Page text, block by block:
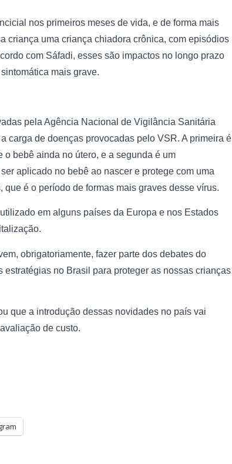
nos primeiros meses de vida, e de forma mais
criança uma criança chiadora crônica, com episódios
com Sáfadi, esses são impactos no longo prazo
mais grave.
pela Agência Nacional de Vigilância Sanitária
carga de doenças provocadas pelo VSR. A primeira é
bebê ainda no útero, e a segunda é um
aplicado no bebê ao nascer e protege com uma
é o período de formas mais graves desse vírus.
em alguns países da Europa e nos Estados
obrigatoriamente, fazer parte dos debates do
no Brasil para proteger as nossas crianças
que a introdução dessas novidades no país vai
de custo.